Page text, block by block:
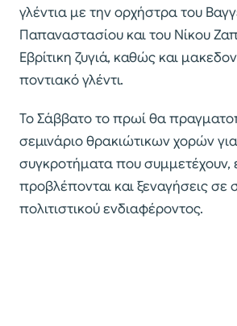
γλέντια με την ορχήστρα του
Παπαναστασίου και του Νίκου
Εβρίτικη ζυγιά, καθώς και
ποντιακό γλέντι.
Το Σάββατο το πρωί θα
σεμινάριο θρακιώτικων χορών
συγκροτήματα που συμμετέχουν,
προβλέπονται και ξεναγήσεις σε
πολιτιστικού ενδιαφέροντος.